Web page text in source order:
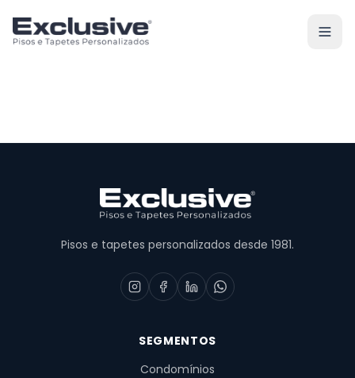
Pisos e tapetes personalizados desde 1981.
SEGMENTOS
Condomínios